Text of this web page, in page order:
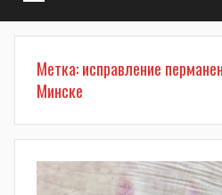
Метка:исправление
Минске